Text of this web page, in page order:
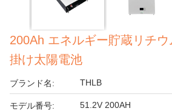
200Ah エネルギー貯蔵リチ
掛け太陽電池
ブランド名: THLB
モデル番号: 51.2V 200AH